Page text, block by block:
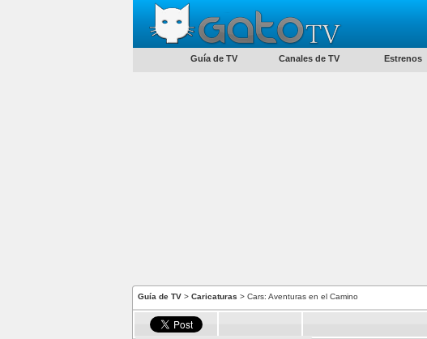
Guía de TV Canales de TV Estrenos
Guía de TV > Caricaturas > Cars: Aventuras en el Camino